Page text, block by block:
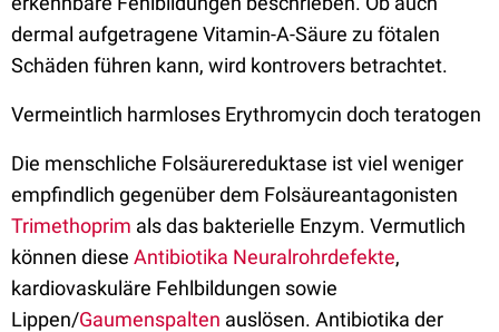
dermal aufgetragene Vitamin-A-Säure zu fötalen
Schäden führen kann, wird kontrovers betrachtet.
Vermeintlich harmloses Erythromycin doch teratogen
Die menschliche Folsäurereduktase ist viel weniger
empfindlich gegenüber dem Folsäureantagonisten
Trimethoprim als das bakterielle Enzym. Vermutlich
können diese Antibiotika Neuralrohrdefekte,
kardiovaskuläre Fehlbildungen sowie
Lippen/Gaumenspalten auslösen. Antibiotika der